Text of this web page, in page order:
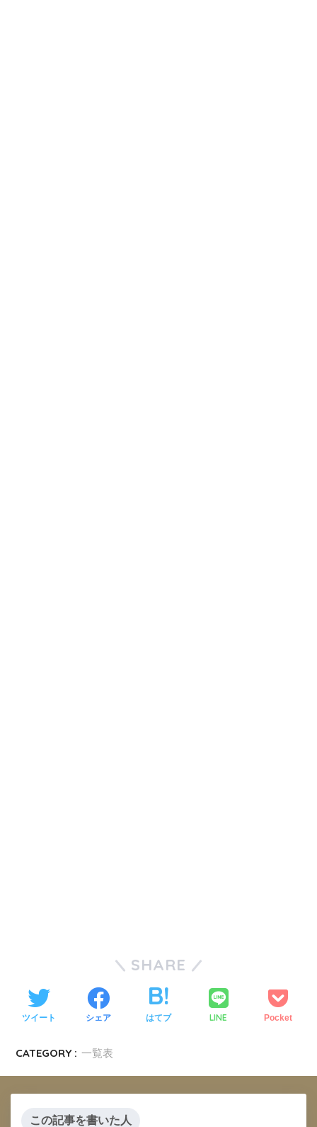
SHARE
ツイート シェア はてブ LINE Pocket
CATEGORY : 一覧表
この記事を書いた人